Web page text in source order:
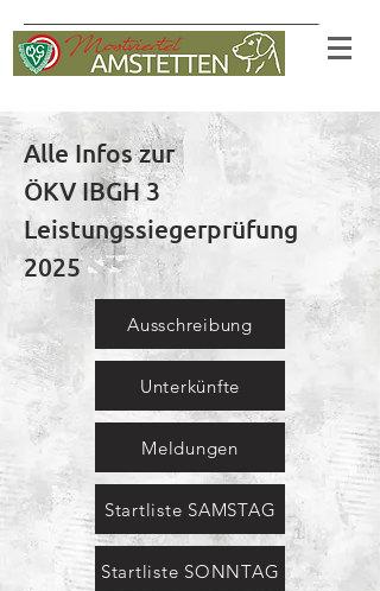
Alle Infos zur
ÖKV IBGH 3
Leistungssiegerprüfung
2025
Ausschreibung
Unterkünfte
Meldungen
Startliste SAMSTAG
Startliste SONNTAG